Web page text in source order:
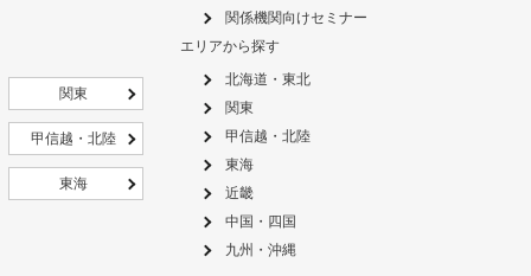
関東
甲信越・北陸
東海
関係機関向けセミナー
エリアから探す
北海道・東北
関東
甲信越・北陸
東海
近畿
中国・四国
九州・沖縄